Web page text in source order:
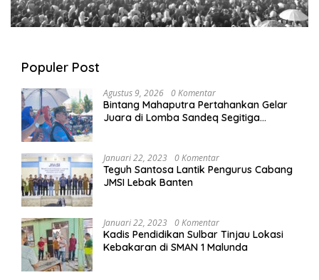
Populer Post
Agustus 9, 2026 0 Komentar
Bintang Mahaputra Pertahankan Gelar
Juara di Lomba Sandeq Segitiga
Januari 22, 2023 0 Komentar
Teguh Santosa Lantik Pengurus Cabang
JMSI Lebak Banten
Januari 22, 2023 0 Komentar
Kadis Pendidikan Sulbar Tinjau Lokasi
Kebakaran di SMAN 1 Malunda